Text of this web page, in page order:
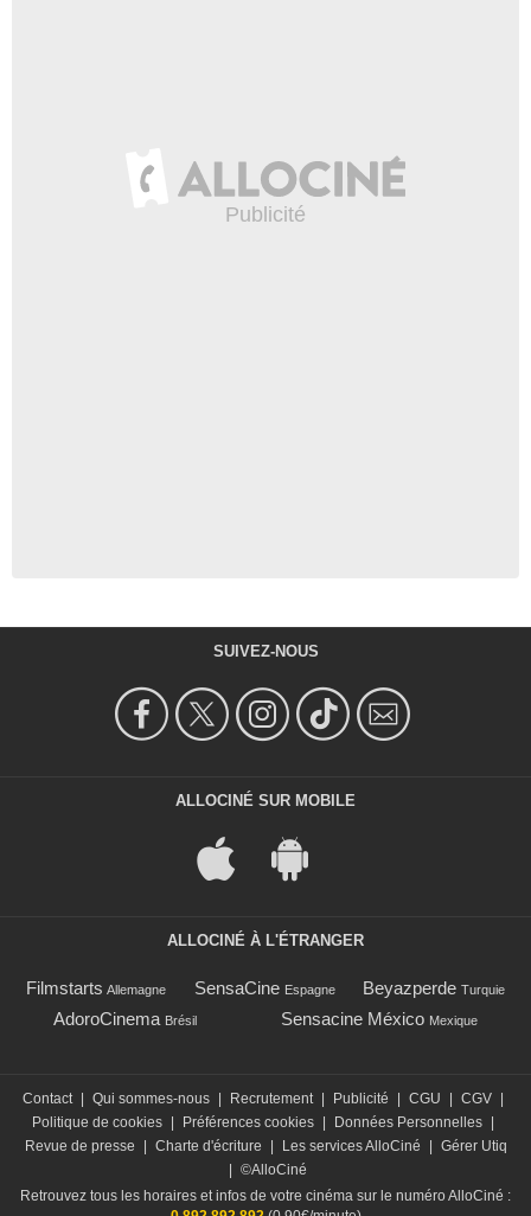
SUIVEZ-NOUS
ALLOCINÉ SUR MOBILE
ALLOCINÉ À L'ÉTRANGER
Filmstarts Allemagne SensaCine Espagne Beyazperde Turquie
AdoroCinema Brésil Sensacine México Mexique
Contact | Qui sommes-nous | Recrutement | Publicité | CGU | CGV |
Politique de cookies | Préférences cookies | Données Personnelles |
Revue de presse
| Charte d'écriture | Les services AlloCiné | Gérer Utiq
| ©AlloCiné
Retrouvez tous les horaires et infos de votre cinéma sur le numéro AlloCiné :